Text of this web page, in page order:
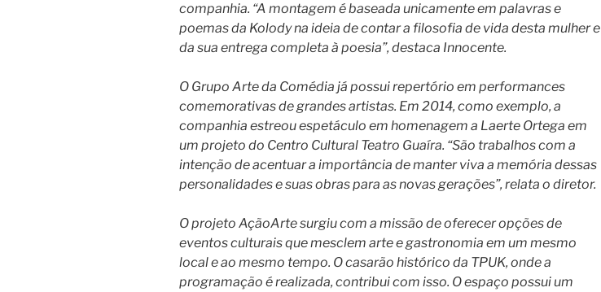
companhia. “A montagem é baseada unicamente em palavras e
poemas da Kolody na ideia de contar a filosofia de vida desta mulher e
da sua entrega completa à poesia”, destaca Innocente.
O Grupo Arte da Comédia já possui repertório em performances
comemorativas de grandes artistas. Em 2014, como exemplo, a
companhia estreou espetáculo em homenagem a Laerte Ortega em
um projeto do Centro Cultural Teatro Guaíra. “São trabalhos com a
intenção de acentuar a importância de manter viva a memória dessas
personalidades e suas obras para as novas gerações”, relata o diretor.
O projeto AçãoArte surgiu com a missão de oferecer opções de
eventos culturais que mesclem arte e gastronomia em um mesmo
local e ao mesmo tempo. O casarão histórico da TPUK, onde a
programação é realizada, contribui com isso. O espaço possui um